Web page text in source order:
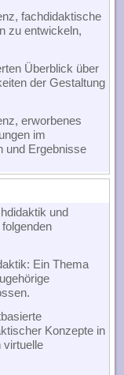
fachdidaktische
zu entwickeln,
Überblick über
der Gestaltung
erworbenes
im
und Ergebnisse
und
Ein Thema
Konzepte in
virtuelle